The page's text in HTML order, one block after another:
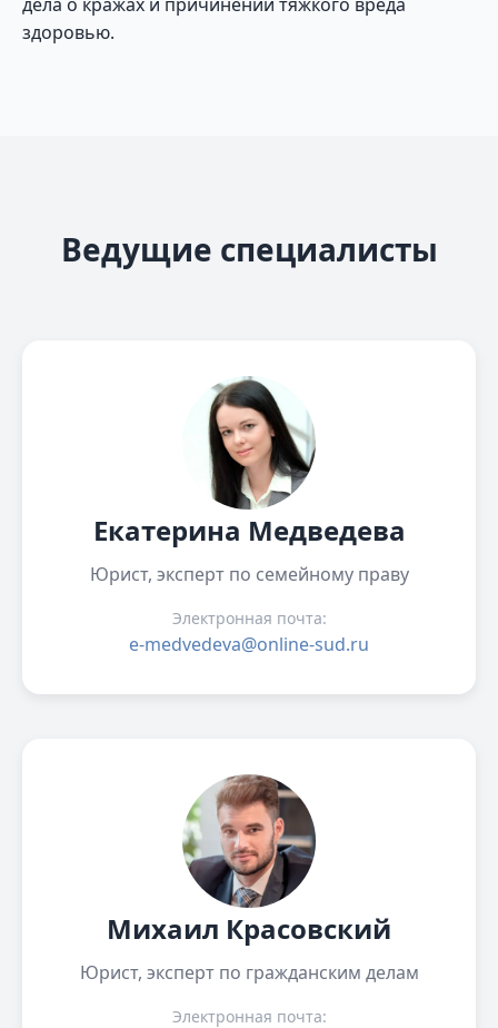
здоровью.
Ведущие специалисты
Екатерина Медведева
Юрист, эксперт по семейному праву
Электронная почта:
e-medvedeva@online-sud.ru
Михаил Красовский
Юрист, эксперт по гражданским делам
Электронная почта: